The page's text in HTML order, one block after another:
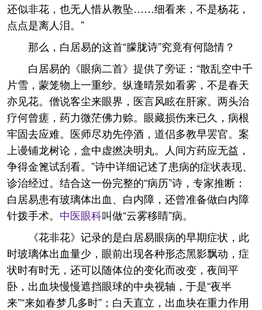
还似非花，也无人惜从教坠……细看来，不是杨花，
点点是离人泪。”
那么，白居易的这首“朦胧诗”究竟有何隐情？
白居易的《眼病二首》提供了旁证：“散乱空中千
片雪，蒙笼物上一重纱。纵逢晴景如看雾，不是春天
亦见花。僧说客尘来眼界，医言风眩在肝家。两头治
疗何曾瘥，药力微茫佛力赊。眼藏损伤来已久，病根
牢固去应难。医师尽劝先停酒，道侣多教早罢官。案
上谩铺龙树论，盒中虚撚决明丸。人间方药应无益，
争得金篦试刮看。”诗中详细记述了患病的症状表现、
诊治经过。结合这一份完整的“病历”诗，专家推断：
白居易患有玻璃体出血、白内障，还曾准备做白内障
针拨手术。 中医眼科叫做“云雾移睛”病。
《花非花》记录的是白居易眼病的早期症状，此
时玻璃体出血量少，眼前出现各种形态黑影飘动，症
状时有时无，还可以随体位的变化而改变，夜间平
卧，出血块慢慢遮挡眼球的中央视轴，于是“夜半
来”“来如春梦几多时”；白天直立，出血块在重力作用